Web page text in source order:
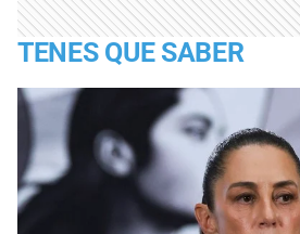
TENES QUE SABER